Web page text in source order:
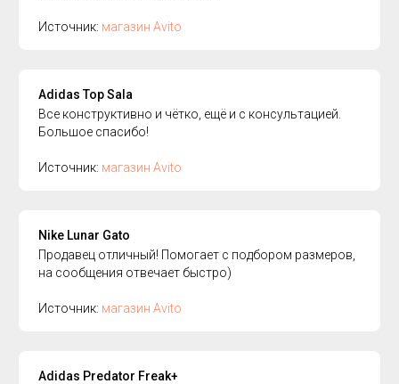
Источник: магазин Avito
Adidas Top Sala
Все конструктивно и чётко, ещё и с консультацией.
Большое спасибо!
Источник: магазин Avito
Nike Lunar Gato
Продавец отличный! Помогает с подбором размеров,
на сообщения отвечает быстро)
Источник: магазин Avito
Adidas Predator Freak+